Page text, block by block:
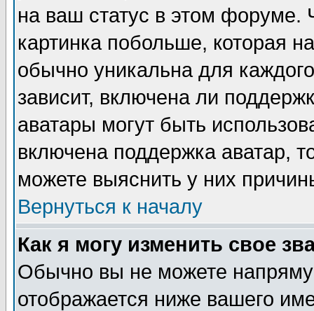
на ваш статус в этом форуме.
картинка побольше, которая
обычно уникальна для
зависит, включена ли
аватары могут быть
включена поддержка аватар,
можете выяснить у них
Вернуться к началу
Как я могу изменить свое
Обычно вы не можете
отображается ниже вашего